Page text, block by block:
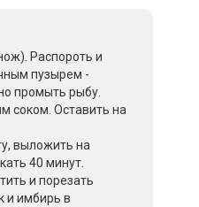
Распороть и
пузырем -
промыть рыбу.
соком. Оставить на
выложить на
40 минут.
и порезать
и имбирь в